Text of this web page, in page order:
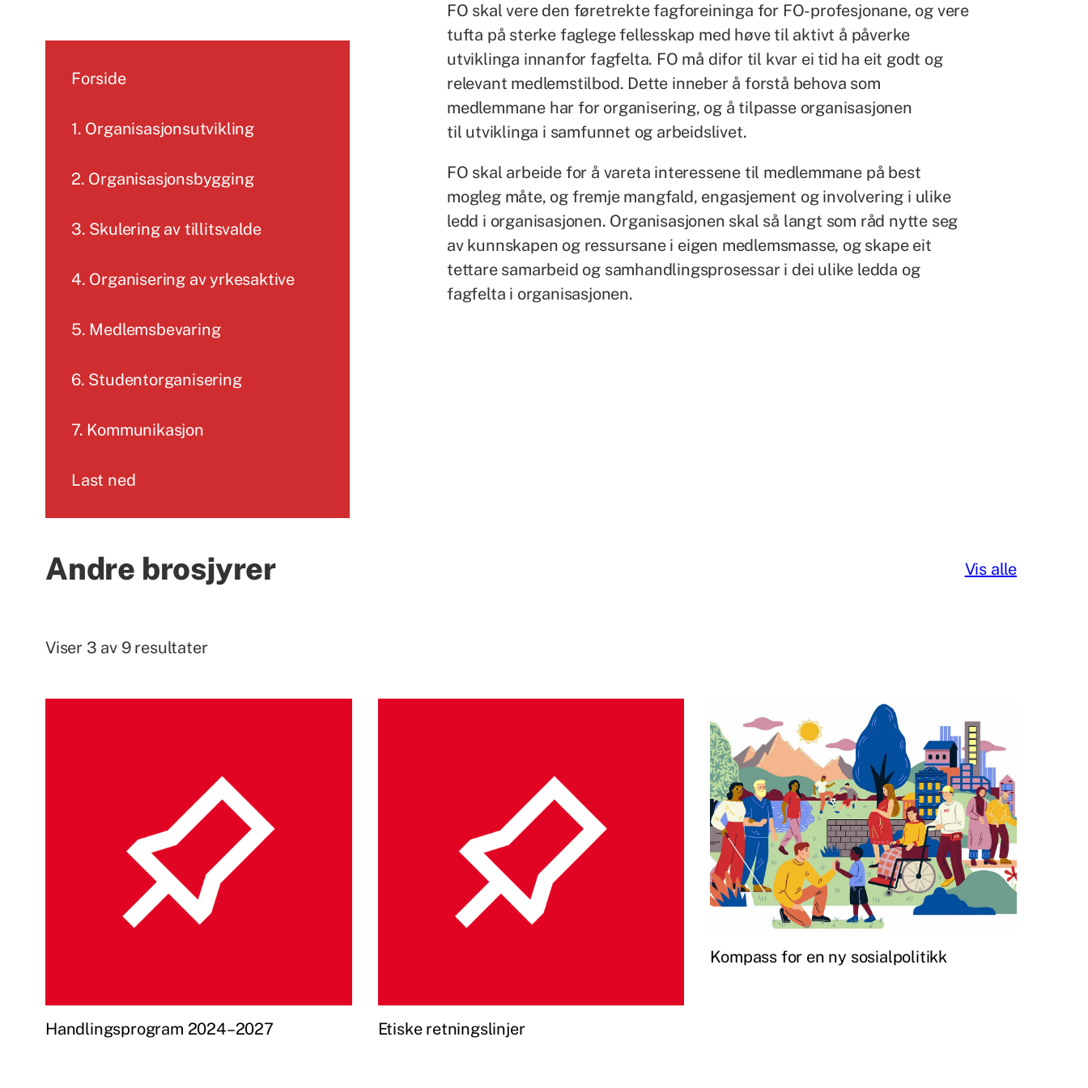
Forside
1. Organisasjonsutvikling
2. Organisasjonsbygging
3. Skulering av tillitsvalde
4. Organisering av yrkesaktive
5. Medlemsbevaring
6. Studentorganisering
7. Kommunikasjon
Last ned
FO skal vere den føretrekte fagforeininga for FO-profesjonane, og vere
tufta på sterke faglege fellesskap med høve til aktivt å påverke
utviklinga innanfor fagfelta. FO må difor til kvar ei tid ha eit godt og
relevant medlemstilbod. Dette inneber å forstå behova som
medlemmane har for organisering, og å tilpasse organisasjonen
til utviklinga i samfunnet og arbeidslivet.
FO skal arbeide for å vareta interessene til medlemmane på best
mogleg måte, og fremje mangfald, engasjement og involvering i ulike
ledd i organisasjonen. Organisasjonen skal så langt som råd nytte seg
av kunnskapen og ressursane i eigen medlemsmasse, og skape eit
tettare samarbeid og samhandlingsprosessar i dei ulike ledda og
fagfelta i organisasjonen.
Andre brosjyrer Vis alle
Viser 3 av 9 resultater
Handlingsprogram 2024–2027 Etiske retningslinjer
Kompass for en ny sosialpolitikk